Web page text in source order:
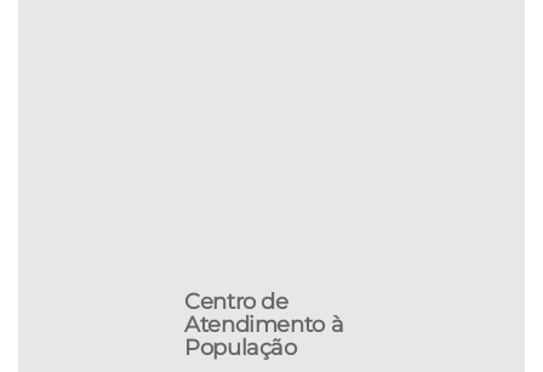
Centro de
Atendimento à
População